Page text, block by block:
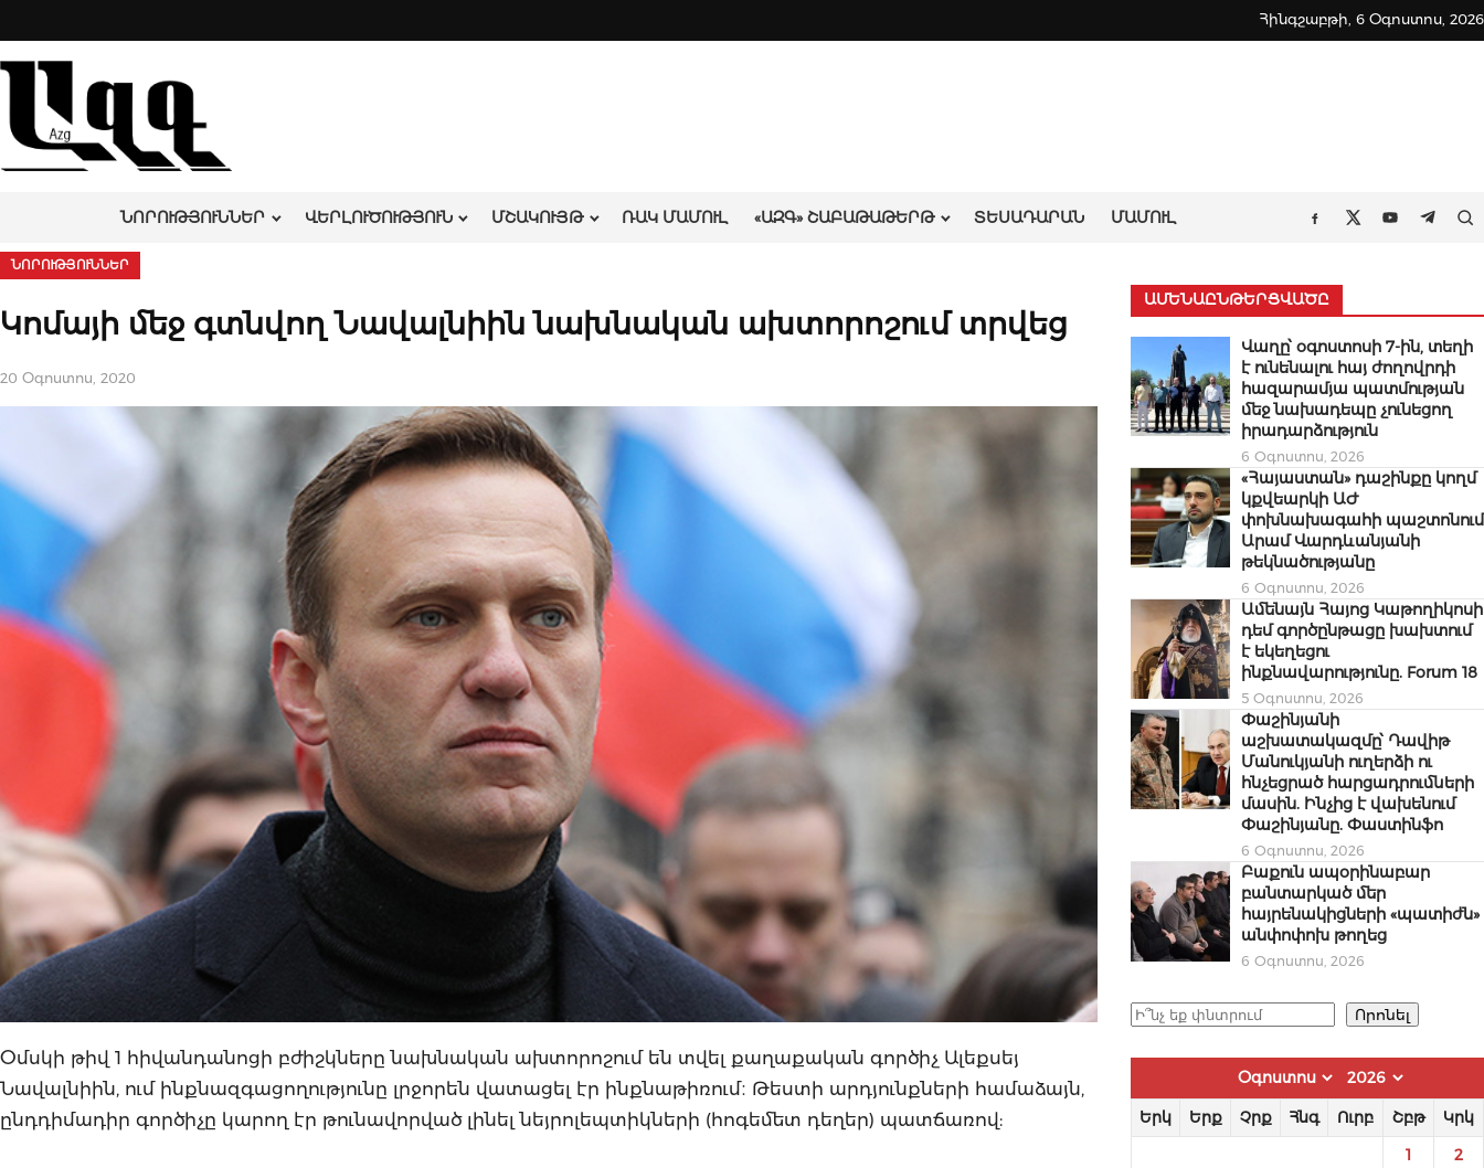
to
content
Հինգշաբթի, 6 Օգոստոս, 2026
ՆՈՐՈՒԹՅՈՒՆՆԵՐ ՎԵՐԼՈՒԾՈՒԹՅՈՒՆ ՄՇԱԿՈՒՅԹ ՌԱԿ ՄԱՄՈՒԼ «ԱԶԳ» ՇԱԲԱԹԱԹԵՐԹ ՏԵՍԱԴԱՐԱՆ ՄԱՄՈՒԼ
Facebook
TwitterYoutube
ՆՈՐՈՒԹՅՈՒՆՆԵՐ
Կոմայի մեջ գտնվող Նավալնիին նախնական ախտորոշում տրվեց
20 Օգոստոս, 2020
Օմսկի թիվ 1 հիվանդանոցի բժիշկները նախնական ախտորոշում են տվել քաղաքական գործիչ Ալեքսեյ
Նավալնիին, ում ինքնազգացողությունը լրջորեն վատացել էր ինքնաթիռում։ Թեստի արդյունքների համաձայն,
ընդդիմադիր գործիչը կարող էր թունավորված լինել նեյրոլեպտիկների (հոգեմետ դեղեր) պատճառով:
ԱՄԵՆԱԸՆԹԵՐՑՎԱԾԸ
Վաղը՝ օգոստոսի 7-ին, տեղի
է ունենալու հայ ժողովրդի
հազարամյա պատմության
մեջ նախադեպը չունեցող
իրադարձություն
6 Օգոստոս, 2026
«Հայաստան» դաշինքը կողմ
կքվեարկի ԱԺ
փոխնախագահի պաշտոնում
Արամ Վարդևանյանի
թեկնածությանը
6 Օգոստոս, 2026
Ամենայն Հայոց Կաթողիկոսի
դեմ գործընթացը խախտում
է եկեղեցու
ինքնավարությունը. Forum 18
5 Օգոստոս, 2026
Փաշինյանի
աշխատակազմը՝ Դավիթ
Մանուկյանի ուղերձի ու
հնչեցրած հարցադրումների
մասին. Ինչից է վախենում
Փաշինյանը. Փաստինֆո
6 Օգոստոս, 2026
Բաքուն ապօրինաբար
բանտարկած մեր
հայրենակիցների «պատիժն»
անփոփոխ թողեց
6 Օգոստոս, 2026
Որոնել Որոնել
Երկ Երք Չրք Հնգ Ուրբ Շբթ Կրկ
1 2